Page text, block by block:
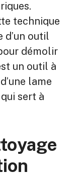
technique
d’un outil
démolir
un outil à
lame
sert à